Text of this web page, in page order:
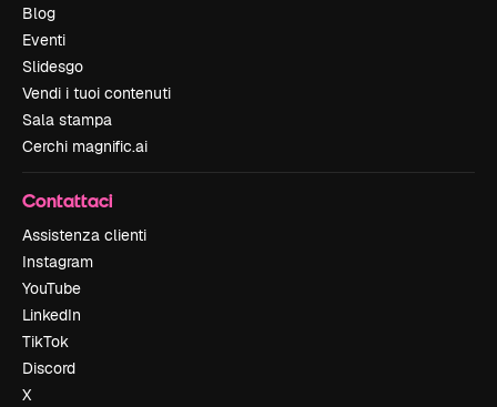
Blog
Eventi
Slidesgo
Vendi i tuoi contenuti
Sala stampa
Cerchi magnific.ai
Contattaci
Assistenza clienti
Instagram
YouTube
LinkedIn
TikTok
Discord
X